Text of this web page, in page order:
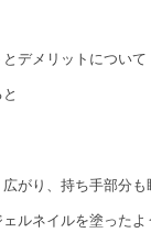
デメリットについて
がり、持ち手部分
ルネイルを塗ったよ